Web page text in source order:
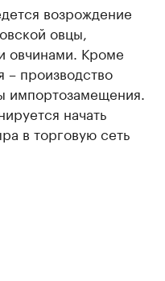
возрождение
овцы,
овчинами. Кроме
– производство
импортозамещения.
начать
в торговую сеть